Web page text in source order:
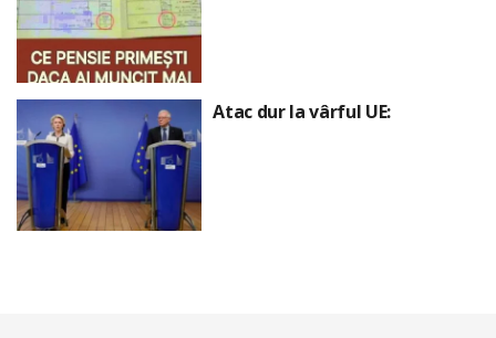
Atac dur la vârful UE: